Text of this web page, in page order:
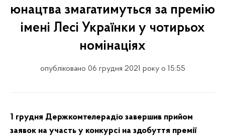
юнацтва змагатимуться за премію
імені Лесі Українки у чотирьох
номінаціях
опубліковано 06 грудня 2021 року о 15:55
1 грудня Держкомтелерадіо завершив прийом
заявок на участь у конкурсі на здобуття премії